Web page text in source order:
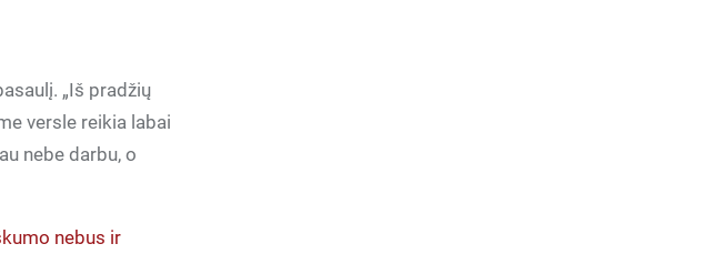
„Iš pradžių
versle reikia labai
nebe darbu, o
nebus ir